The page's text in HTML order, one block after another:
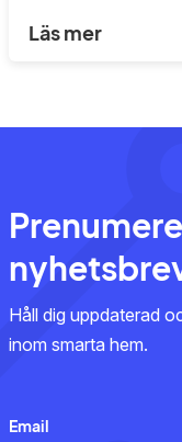
Läs mer
Håll dig uppdaterad
inom smarta hem.
Email